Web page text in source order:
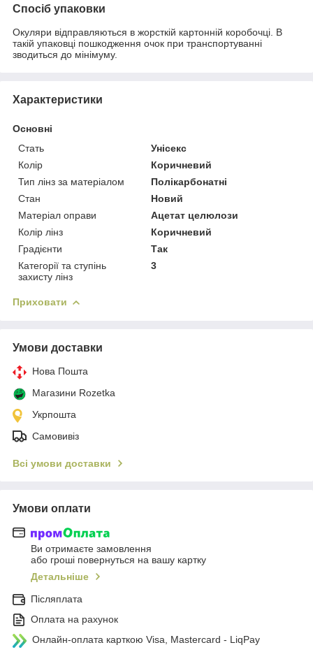
Спосіб упаковки
Окуляри відправляються в жорсткій картонній коробочці. В
такій упаковці пошкодження очок при транспортуванні
зводиться до мінімуму.
Характеристики
Основні
Стать
Унісекс
Колір
Коричневий
Тип лінз за матеріалом
Полікарбонатні
Стан
Новий
Матеріал оправи
Ацетат целюлози
Колір лінз
Коричневий
Градієнти
Так
Категорії та ступінь
захисту лінз
3
Приховати
Умови доставки
Нова Пошта
Магазини Rozetka
Укрпошта
Самовивіз
Всі умови доставки
Умови оплати
Ви отримаєте замовлення
або гроші повернуться на вашу картку
Детальніше
Післяплата
Оплата на рахунок
Онлайн-оплата карткою Visa, Mastercard - LiqPay